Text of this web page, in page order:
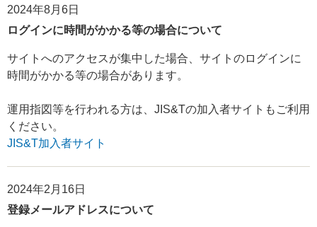
2024年8月6日
ログインに時間がかかる等の場合について
サイトへのアクセスが集中した場合、サイトのログインに
時間がかかる等の場合があります。
運用指図等を行われる方は、JIS&Tの加入者サイトもご利用
ください。
JIS&T加入者サイト
2024年2月16日
登録メールアドレスについて